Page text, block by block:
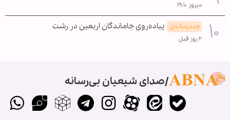
دیروز ۱۹:۱۰
چندرسانه‌ای پیاده‌روی جاماندگان اربعین در رشت
۲ روز قبل
صدای شیعیان بی‌رسانه